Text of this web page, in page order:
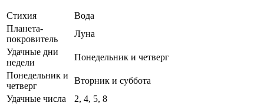
Стихия
Вода
Планета-
покровитель
Луна
Удачные дни
недели
Понедельник и четверг
Понедельник и
четверг
Вторник и суббота
Удачные числа
2, 4, 5, 8